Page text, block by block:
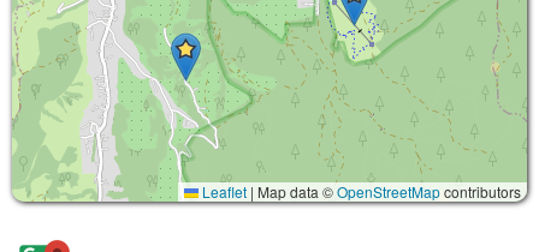
Leaflet | Map data ©OpenStreetMapcontributors